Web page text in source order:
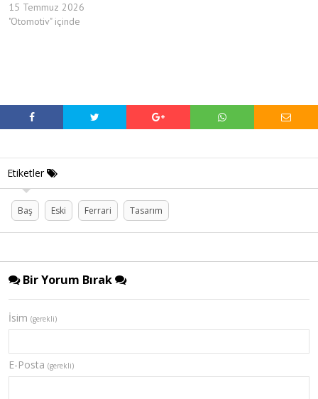
15 Temmuz 2026
"Otomotiv" içinde
Etiketler
Baş Eski Ferrari Tasarım
Bir Yorum Bırak
İsim (gerekli)
E-Posta (gerekli)